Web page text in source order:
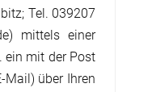
Tel. 039207
) mittels einer
ein mit der Post
Mail) über Ihren